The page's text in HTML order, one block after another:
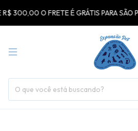
O FRETE É GRÁTIS PARA SÃO PAULO